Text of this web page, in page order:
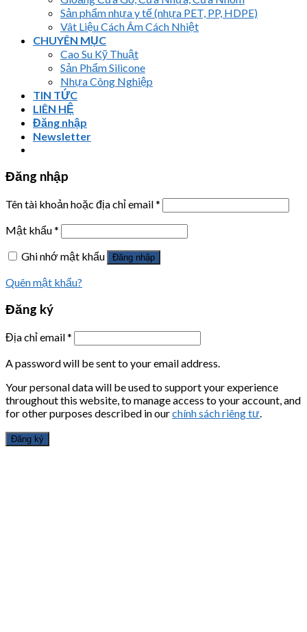
Sản phẩm nhựa y tế (nhựa PET, PP, HDPE)
Vât Liệu Cách Âm Cách Nhiệt
CHUYÊN MỤC
Cao Su Kỹ Thuật
Sản Phẩm Silicone
Nhựa Công Nghiệp
TIN TỨC
LIÊN HỆ
Đăng nhập
Newsletter
Đăng nhập
Tên tài khoản hoặc địa chỉ email*
Mật khẩu*
Ghi nhớ mật khẩu
Đăng nhập
Quên mật khẩu?
Đăng ký
Địa chỉ email*
A password will be sent to your email address.
Your personal data will be used to support your experience
throughout this website, to manage access to your account, and
for other purposes described in ourchính sách riêng tư.
Đăng ký